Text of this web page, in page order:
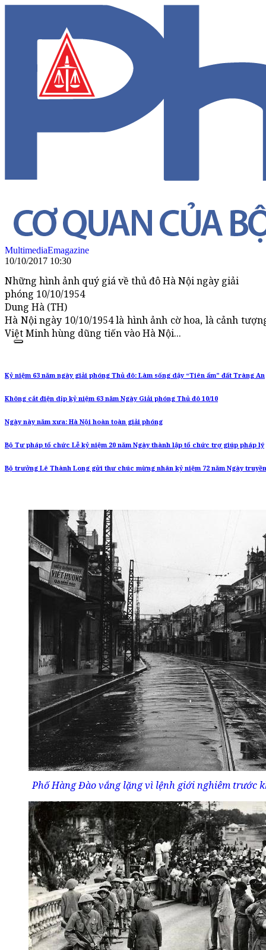
MultimediaEmagazine
10/10/2017 10:30
Những hình ảnh quý giá về thủ đô Hà Nội ngày giải
phóng 10/10/1954
Dung Hà (TH)
Hà Nội ngày 10/10/1954 là hình ảnh cờ hoa, là cảnh
Việt Minh hùng dũng tiến vào Hà Nội...
Kỷ niệm 63 năm ngày giải phóng Thủ đô: Làm sống dậy “Tiên ẩm” đất Tràng An
Không cắt điện dịp kỷ niệm 63 năm Ngày Giải phóng Thủ đô 10/10
Ngày này năm xưa: Hà Nội hoàn toàn giải phóng
Bộ Tư pháp tổ chức Lễ kỷ niệm 20 năm Ngày thành lập tổ chức trợ giúp pháp lý
Bộ trưởng Lê Thành Long gửi thư chúc mừng nhân kỷ niệm 72 năm Ngày
Phố Hàng Đào vắng lặng vì lệnh giới nghiêm trước